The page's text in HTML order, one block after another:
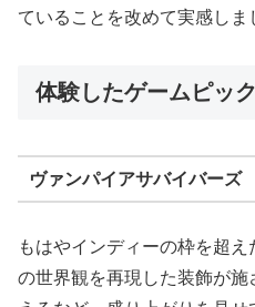
ていることを改めて実感しま
体験したゲームピッ
ヴァンパイアサバイバーズ
もはやインディーの枠を超
の世界観を再現した装飾が